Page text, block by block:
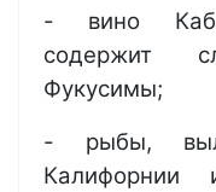
- вино
содержит
Фукусимы;
- рыбы,
Калифорнии